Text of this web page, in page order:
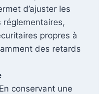
d’ajuster les
réglementaires,
propres à
des retards
conservant une